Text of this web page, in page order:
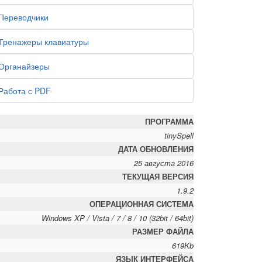
клавиатуры
с PDF
ПРОГРАММА
tinySpell
ДАТА ОБНОВЛЕНИЯ
25 августа 2016
ТЕКУЩАЯ ВЕРСИЯ
1.9.2
ОПЕРАЦИОННАЯ СИСТЕМА
Windows XP / Vista / 7 / 8 / 10 (32bit / 64bit)
РАЗМЕР ФАЙЛА
619Kb
ЯЗЫК ИНТЕРФЕЙСА